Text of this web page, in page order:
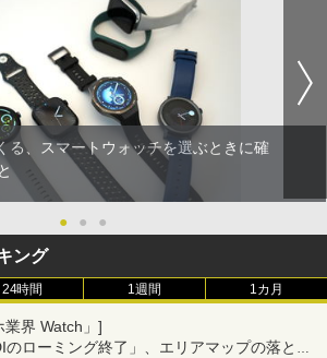
る、スマートウォッチを選ぶときに確
● ● ●
ング
24時間 1週間 1カ月
業界 Watch」]
ローミング終了」、エリアマップの落とし